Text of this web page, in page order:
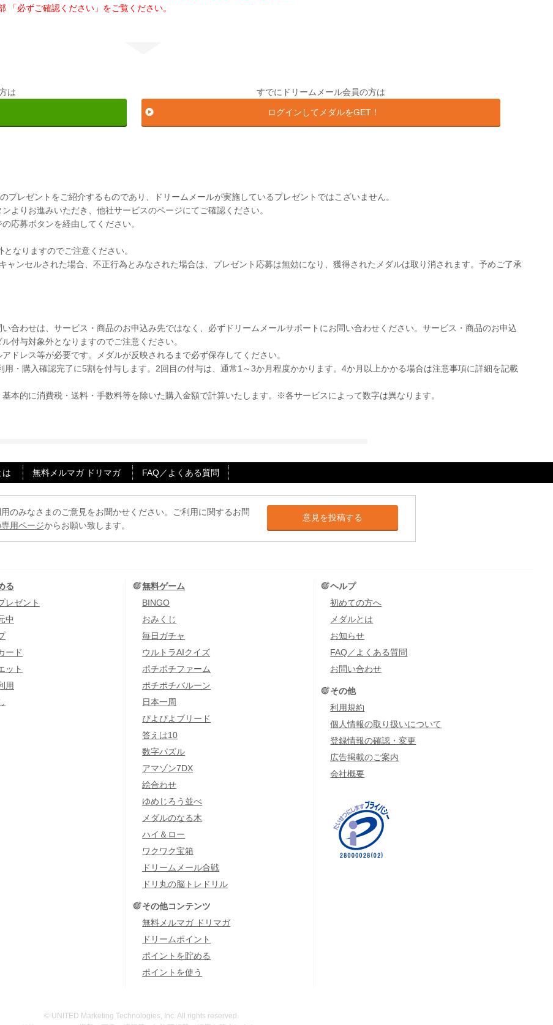
「必ずご確認ください」をご覧ください。
は すでにドリームメール会員の方は
ログインしてメダルをGET！
プレゼントをご紹介するものであり、ドリームメールが実施しているプレゼントではこざいません。
よりお進みいただき、他社サービスのページにてご確認ください。
応募ボタンを経由してください。
なりますのでご注意ください。
ャンセルされた場合、不正行為とみなされた場合は、プレゼント応募は無効になり、獲得されたメダルは取り消されます。予めご了承
合わせは、サービス・商品のお申込み先ではなく、必ずドリームメールサポートにお問い合わせください。サービス・商品のお申込
付与対象外となりますのでご注意ください。
ドレス等が必要です。メダルが反映されるまで必ず保存してください。
・購入確認完了に5割を付与します。2回目の付与は、通常1～3か月程度かかります。4か月以上かかる場合は注意事項に詳細を記載
本的に消費税・送料・手数料等を除いた購入金額で計算いたします。※各サービスによって数字は異なります。
は 無料メルマガ ドリマガ FAQ／よくある質問
のみなさまのご意見をお聞かせください。ご利用に関するお問
用ページからお願い致します。
意見を投稿する
る
レゼント
中
ード
ット
用
無料ゲーム
BINGO
おみくじ
毎日ガチャ
ウルトラAIクイズ
ポチポチファーム
ポチポチバルーン
日本一周
ぴよぴよブリード
答えは10
数字パズル
アマゾン7DX
絵合わせ
ゆめじろう並べ
メダルのなる木
ハイ＆ロー
ワクワク宝箱
ドリームメール合戦
ドリ丸の脳トレドリル
その他コンテンツ
無料メルマガ ドリマガ
ドリームポイント
ポイントを貯める
ポイントを使う
ヘルプ
初めての方へ
メダルとは
お知らせ
FAQ／よくある質問
お問い合わせ
その他
利用規約
個人情報の取り扱いについて
登録情報の確認・変更
広告掲載のご案内
会社概要
© UNITED Marketing Technologies, Inc. All rights reserved.